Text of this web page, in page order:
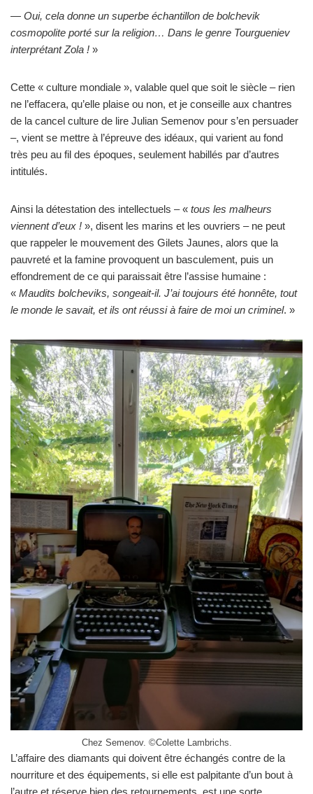
— Oui, cela donne un superbe échantillon de bolchevik
cosmopolite porté sur la religion… Dans le genre Tourgueniev
interprétant Zola ! »
Cette « culture mondiale », valable quel que soit le siècle – rien
ne l’effacera, qu’elle plaise ou non, et je conseille aux chantres
de la cancel culture de lire Julian Semenov pour s’en persuader
–, vient se mettre à l’épreuve des idéaux, qui varient au fond
très peu au fil des époques, seulement habillés par d’autres
intitulés.
Ainsi la détestation des intellectuels – « tous les malheurs
viennent d’eux ! », disent les marins et les ouvriers – ne peut
que rappeler le mouvement des Gilets Jaunes, alors que la
pauvreté et la famine provoquent un basculement, puis un
effondrement de ce qui paraissait être l’assise humaine :
« Maudits bolcheviks, songeait-il. J’ai toujours été honnête, tout
le monde le savait, et ils ont réussi à faire de moi un criminel. »
Chez Semenov. ©Colette Lambrichs.
L’affaire des diamants qui doivent être échangés contre de la
nourriture et des équipements, si elle est palpitante d’un bout à
l’autre et réserve bien des retournements, est une sorte